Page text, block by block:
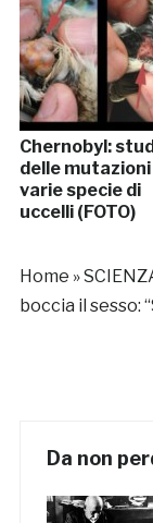
Chernobyl:
delle mutazioni
varie specie di
uccelli (FOTO)
Home »
boccia il sesso:
Da non